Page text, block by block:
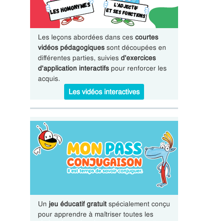
Les leçons abordées dans ces courtes
vidéos pédagogiquessont découpées en
différentes parties, suivies d'exercices
d'application interactifspour renforcer les
acquis.
Les vidéos interactives
Un jeu éducatif gratuitspécialement conçu
pour apprendre à maîtriser toutes les